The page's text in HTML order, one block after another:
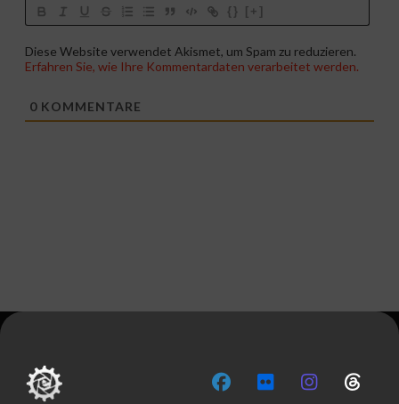
{} [+]
Diese Website verwendet Akismet, um Spam zu reduzieren.
Erfahren Sie, wie Ihre Kommentardaten verarbeitet werden.
0KOMMENTARE